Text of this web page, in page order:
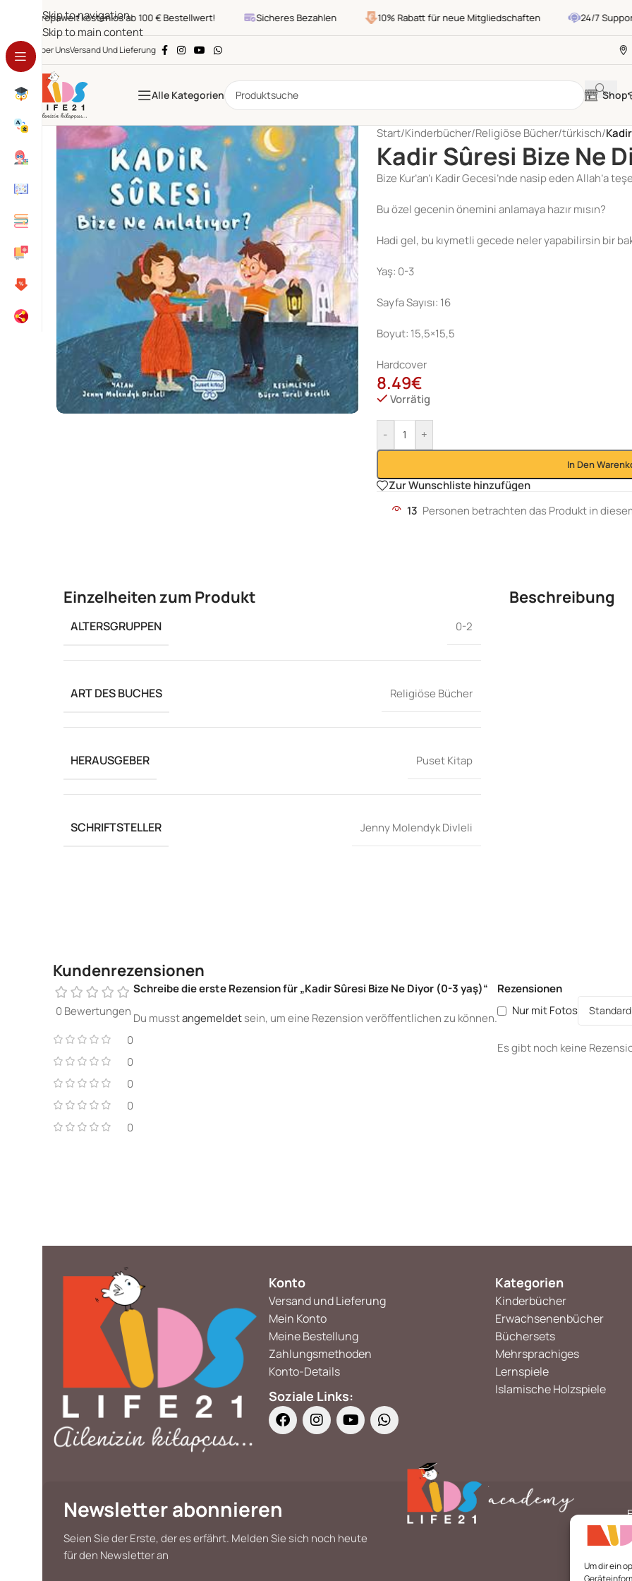
Um dir ein
Skip to navigation
Skip to main content
Europaweit kostenlos ab 100 € Bestellwert! Sicheres Bezahlen 10% Rabatt für neue Mitgliedschaften 24/7 Support
Über UnsVersand Und Lieferung
Alle Kategorien Shop
Start/Kinderbücher/Religiöse Bücher/türkisch/
Kadir Sûresi Bize Ne
Bize Kur’an’ı Kadir Gecesi’nde nasip eden Allah’a
Bu özel gecenin önemini anlamaya hazır mısın?
Hadi gel, bu kıymetli gecede neler yapabilirsin bir
Yaş: 0-3
Sayfa Sayısı: 16
Boyut: 15,5×15,5
Hardcover
8.49€
Vorrätig
- +
In Den
Zur Wunschliste hinzufügen
13 Personen betrachten das Produkt in
Einzelheiten zum Produkt
ALTERSGRUPPEN 0-2
ART DES BUCHES Religiöse Bücher
HERAUSGEBER Puset Kitap
SCHRIFTSTELLER Jenny Molendyk Divleli
Beschreibung
Kundenrezensionen
0 Bewertungen
0
0
0
0
0
Rezensionen
Nur mit Fotos
Es gibt noch keine
Schreibe die erste Rezension für „Kadir Sûresi Bize Ne Diyor (0-3 yaş)“
Du musstangemeldetsein, um eine Rezension veröffentlichen zu können.
Konto
Versand und Lieferung
Mein Konto
Meine Bestellung
Zahlungsmethoden
Konto-Details
Soziale Links:
Kategorien
Kinderbücher
Erwachsenenbücher
Büchersets
Mehrsprachiges
Lernspiele
Islamische Holzspiele
Newsletter abonnieren
Seien Sie der Erste, der es erfährt. Melden Sie sich noch heute
für den Newsletter an